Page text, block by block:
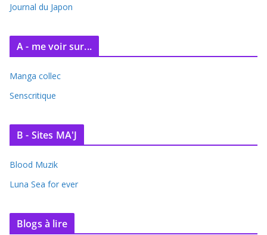
e
Journal du Japon
A - me voir sur...
Manga collec
Senscritique
B - Sites MA'J
Blood Muzik
Luna Sea for ever
Blogs à lire